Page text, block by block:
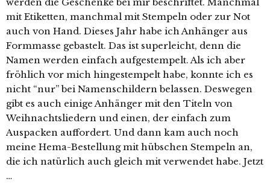
mit Etiketten, manchmal mit Stempeln oder zur Not
auch von Hand. Dieses Jahr habe ich Anhänger aus
Formmasse gebastelt. Das ist superleicht, denn die
Namen werden einfach aufgestempelt. Als ich aber
fröhlich vor mich hingestempelt habe, konnte ich es
nicht “nur” bei Namenschildern belassen. Deswegen
gibt es auch einige Anhänger mit den Titeln von
Weihnachtsliedern und einen, der einfach zum
Auspacken auffordert. Und dann kam auch noch
meine Hema-Bestellung mit hübschen Stempeln an,
die ich natürlich auch gleich mit verwendet habe. Jetzt
…